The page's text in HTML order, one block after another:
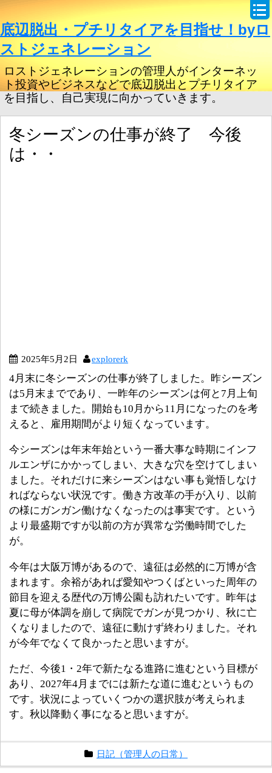
底辺脱出・プチリタイアを目指せ！byロ
ストジェネレーション
ロストジェネレーションの管理人がインターネッ
ト投資やビジネスなどで底辺脱出とプチリタイア
を目指し、自己実現に向かっていきます。
冬シーズンの仕事が終了 今後
は・・
2025年5月2日 explorerk
4月末に冬シーズンの仕事が終了しました。昨シーズン
は5月末までであり、一昨年のシーズンは何と7月上旬
まで続きました。開始も10月から11月になったのを考
えると、雇用期間がより短くなっています。
今シーズンは年末年始という一番大事な時期にインフ
ルエンザにかかってしまい、大きな穴を空けてしまい
ました。それだけに来シーズンはない事も覚悟しなけ
ればならない状況です。働き方改革の手が入り、以前
の様にガンガン働けなくなったのは事実です。という
より最盛期ですが以前の方が異常な労働時間でした
が。
今年は大阪万博があるので、遠征は必然的に万博が含
まれます。余裕があれば愛知やつくばといった周年の
節目を迎える歴代の万博公園も訪れたいです。昨年は
夏に母が体調を崩して病院でガンが見つかり、秋に亡
くなりましたので、遠征に動けず終わりました。それ
が今年でなくて良かったと思いますが。
ただ、今後1・2年で新たなる進路に進むという目標が
あり、2027年4月までには新たな道に進むというもの
です。状況によっていくつかの選択肢が考えられま
す。秋以降動く事になると思いますが。
日記（管理人の日常）